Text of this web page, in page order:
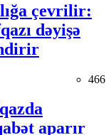
çevrilir:
dəyişə
466
aparır